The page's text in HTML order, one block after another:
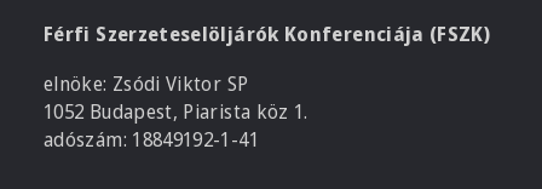
Férfi Szerzeteselöljárók Konferenciája (FSZK)
elnöke: Zsódi Viktor SP
1052 Budapest, Piarista köz 1.
adószám: 18849192-1-41